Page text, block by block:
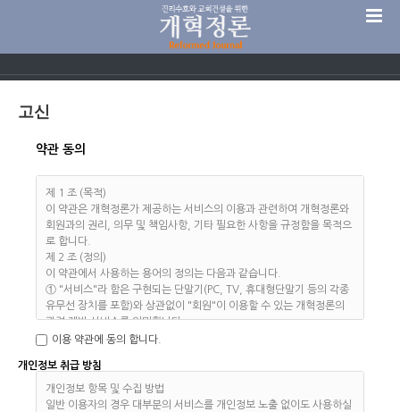
고신
약관 동의
제 1 조 (목적)
이 약관은 개혁정론가 제공하는 서비스의 이용과 관련하여 개혁정론와
회원과의 권리, 의무 및 책임사항, 기타 필요한 사항을 규정함을 목적으
로 합니다.
제 2 조 (정의)
이 약관에서 사용하는 용어의 정의는 다음과 같습니다.
① "서비스"라 함은 구현되는 단말기(PC, TV, 휴대형단말기 등의 각종
유무선 장치를 포함)와 상관없이 "회원"이 이용할 수 있는 개혁정론의
관련 제반 서비스를 의미합니다.
② "회원"이라 함은 "개혁정론"의 "서비스"에 접속하여 이 약관에 따라
이용하는 고객을 말합니다.
③ "아이디(ID)"라 함은 "회원"의 식별과 "서비스" 이용을 위하여 "회
원"이 정하고 "개혁정론"가 승인하는 문자와 숫자의 조합을 의미합니
이용 약관에 동의 합니다.
개인정보 취급 방침
개인정보 항목 및 수집 방법
일반 이용자의 경우 대부분의 서비스를 개인정보 노출 없이도 사용하실